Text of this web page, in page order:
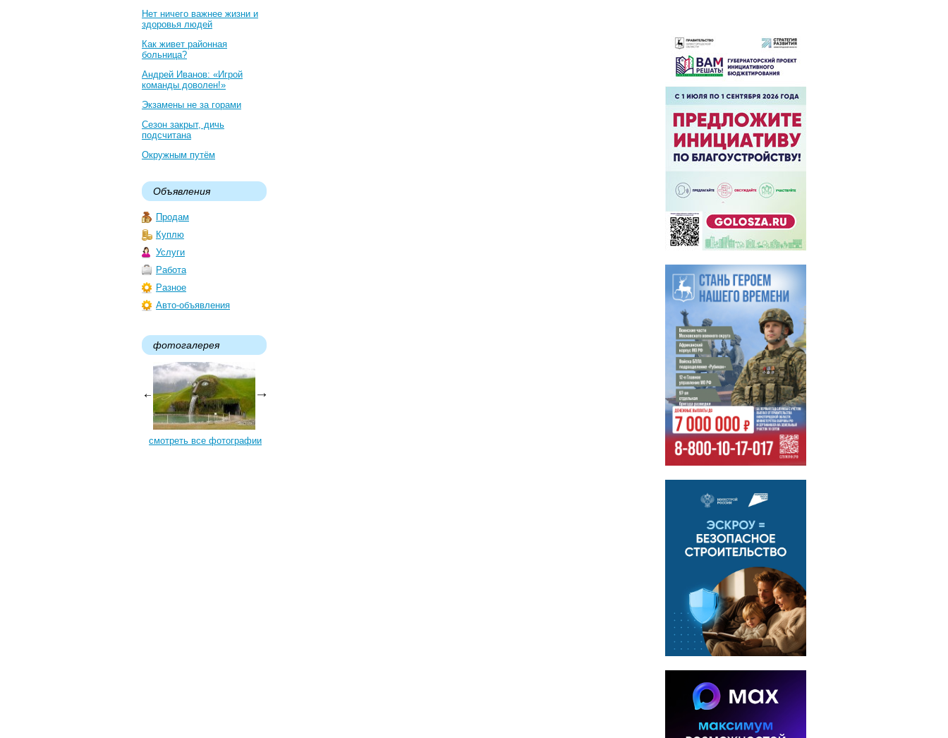
Нет ничего важнее жизни и
здоровья людей
Как живет районная
больница?
Андрей Иванов: «Игрой
команды доволен!»
Экзамены не за горами
Сезон закрыт, дичь
подсчитана
Окружным путём
Объявления
Продам
Куплю
Услуги
Работа
Разное
Авто-объявления
фотогалерея
смотреть все фотографии